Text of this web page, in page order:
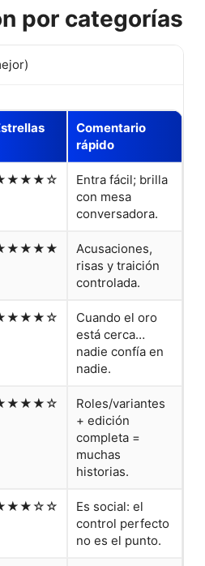
por categorías
Comentario
rápido
Entra fácil; brilla
con mesa
conversadora.
Acusaciones,
risas y traición
controlada.
Cuando el oro
está cerca…
nadie confía en
nadie.
Roles/variantes
+ edición
completa =
muchas
historias.
Es social: el
control perfecto
no es el punto.